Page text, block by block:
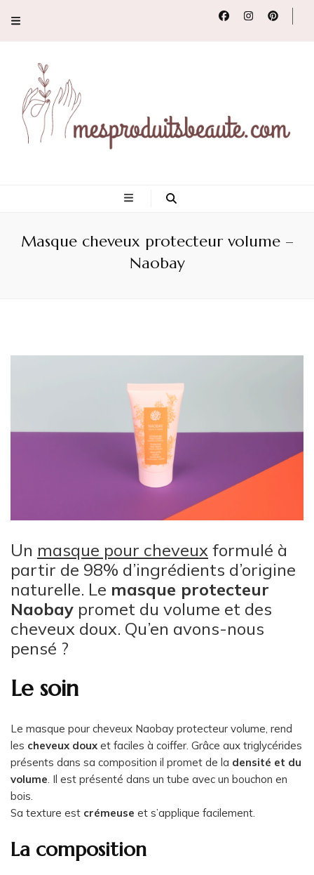
et revues de
produits beauté
Masque cheveux protecteur volume –
Naobay
Un masque pour cheveux formulé à
partir de 98% d’ingrédients d’origine
naturelle. Le masque protecteur
Naobay promet du volume et des
cheveux doux. Qu’en avons-nous
pensé ?
Le soin
Le masque pour cheveux Naobay protecteur volume, rend
les cheveux doux et faciles à coiffer. Grâce aux triglycérides
présents dans sa composition il promet de la densité et du
volume . Il est présenté dans un tube avec un bouchon en
bois.
Sa texture est crémeuse et s’applique facilement.
La composition